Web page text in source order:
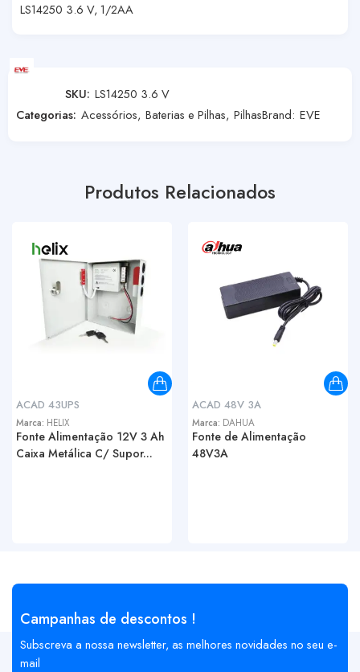
LS14250 3.6 V, 1/2AA
SKU: LS14250 3.6 V
Categorias: Acessórios, Baterias e Pilhas, PilhasBrand: EVE
Produtos Relacionados
ACAD 43UPS
Marca: HELIX
Fonte Alimentação 12V 3 Ah
Caixa Metálica C/ Supor...
ACAD 48V 3A
Marca: DAHUA
Fonte de Alimentação
48V3A
Campanhas de descontos !
Subscreva a nossa newsletter, as melhores novidades no seu e-
mail